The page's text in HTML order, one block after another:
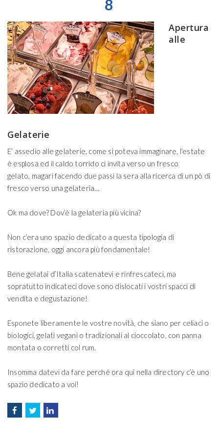
8
Apertura
alle
Gelaterie
E’ assedio alle gelaterie, come si poteva immaginare, l’estate
è esplosa ed il caldo torrido ci invita verso un fresco
gelato, magari facendo due passi la sera alla ricerca di un pò di
fresco verso una gelateria…
Ok ma dove? Dov’è la gelateria più vicina?
Non c’era uno spazio dedicato a questa tipologia di
ristorazione, oggi ancora più fondamentale!
Bene gelatai d’Italia scatenatevi e rinfrescateci, ma
sopratutto indicateci dove sono dislocati i vostri spacci di
vendita e degustazione!
Esponete liberamente le vostre novità, che siano per celiaci o
biologici, gelati vegani o tradizionali al cioccolato, con panna
montata o corretti col rum.
Insomma datevi da fare perché ora qui nella directory c’è uno
spazio dedicato a voi!